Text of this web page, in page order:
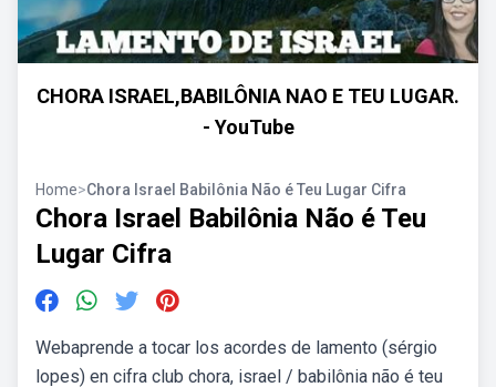
CHORA ISRAEL,BABILÔNIA NAO E TEU LUGAR.
- YouTube
Home>Chora Israel Babilônia Não é Teu Lugar Cifra
Chora Israel Babilônia Não é Teu
Lugar Cifra
Webaprende a tocar los acordes de lamento (sérgio
lopes) en cifra club chora, israel / babilônia não é teu